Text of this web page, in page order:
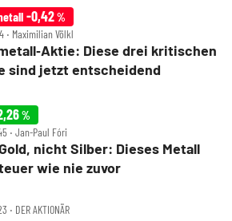
-0,42%
‧ Maximilian Völkl
Diese drei kritischen
sind jetzt entscheidend
%
‧ Jan-Paul Fóri
nicht Silber: Dieses Metall
wie nie zuvor
‧ DER AKTIONÄR